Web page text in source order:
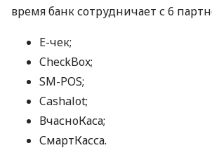
время банк сотрудничает с 6
E-чек;
CheckBox;
SM-POS;
Cashalot;
ВчасноКаса;
СмартКасса.